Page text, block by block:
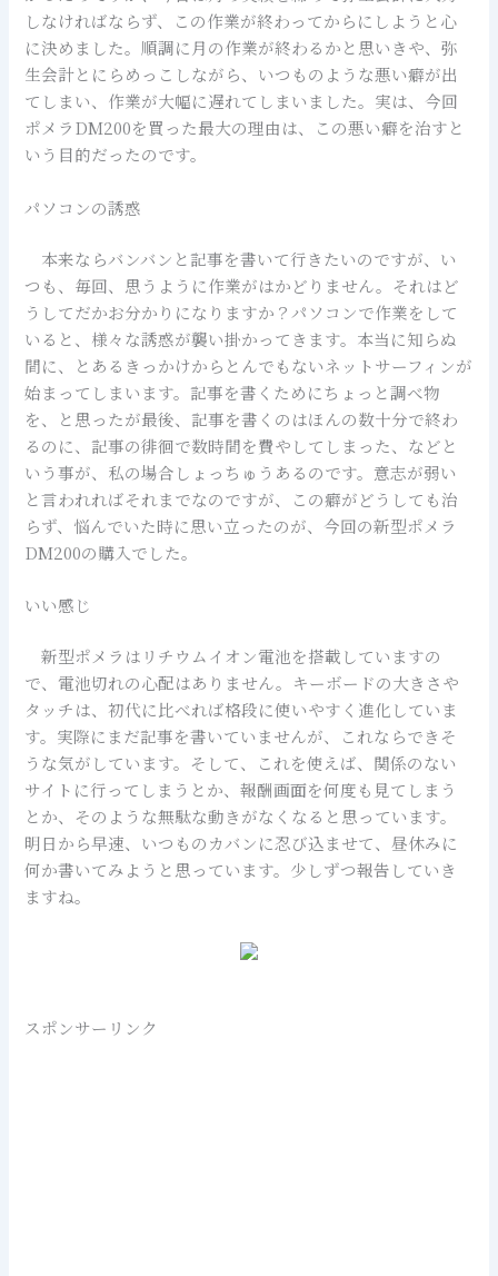
しなければならず、この作業が終わってからにしようと心
に決めました。順調に月の作業が終わるかと思いきや、弥
生会計とにらめっこしながら、いつものような悪い癖が出
てしまい、作業が大幅に遅れてしまいました。実は、今回
ポメラDM200を買った最大の理由は、この悪い癖を治すと
いう目的だったのです。
パソコンの誘惑
本来ならバンバンと記事を書いて行きたいのですが、い
つも、毎回、思うように作業がはかどりません。それはど
うしてだかお分かりになりますか？パソコンで作業をして
いると、様々な誘惑が襲い掛かってきます。本当に知らぬ
間に、とあるきっかけからとんでもないネットサーフィンが
始まってしまいます。記事を書くためにちょっと調べ物
を、と思ったが最後、記事を書くのはほんの数十分で終わ
るのに、記事の徘徊で数時間を費やしてしまった、などと
いう事が、私の場合しょっちゅうあるのです。意志が弱い
と言われればそれまでなのですが、この癖がどうしても治
らず、悩んでいた時に思い立ったのが、今回の新型ポメラ
DM200の購入でした。
いい感じ
新型ポメラはリチウムイオン電池を搭載していますの
で、電池切れの心配はありません。キーボードの大きさや
タッチは、初代に比べれば格段に使いやすく進化していま
す。実際にまだ記事を書いていませんが、これならできそ
うな気がしています。そして、これを使えば、関係のない
サイトに行ってしまうとか、報酬画面を何度も見てしまう
とか、そのような無駄な動きがなくなると思っています。
明日から早速、いつものカバンに忍び込ませて、昼休みに
何か書いてみようと思っています。少しずつ報告していき
ますね。
スポンサーリンク